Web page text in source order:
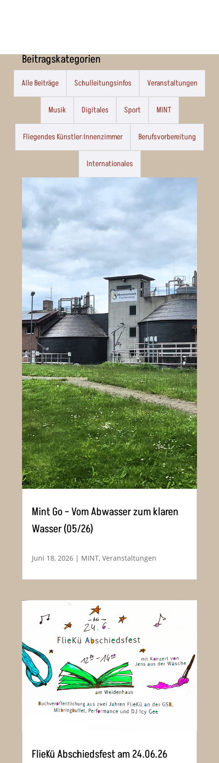
Beitragskategorien
Alle Beiträge Schulleitungsinfos Veranstaltungen
Musik Digitales Sport MINT
Fliegendes Künstler:Innenzimmer Berufsvorbereitung
Internationales
Mint Go – Vom Abwasser zum klaren
Wasser (05/26)
Juni 18, 2026| MINT, Veranstaltungen
FlieKü Abschiedsfest am 24.06.26